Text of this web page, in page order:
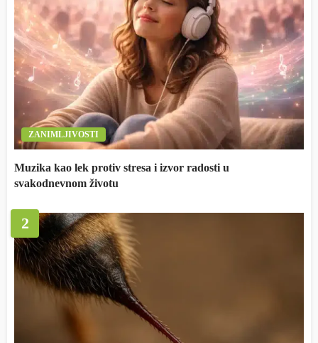
ZANIMLJIVOSTI
Muzika kao lek protiv stresa i izvor radosti u
svakodnevnom životu
2